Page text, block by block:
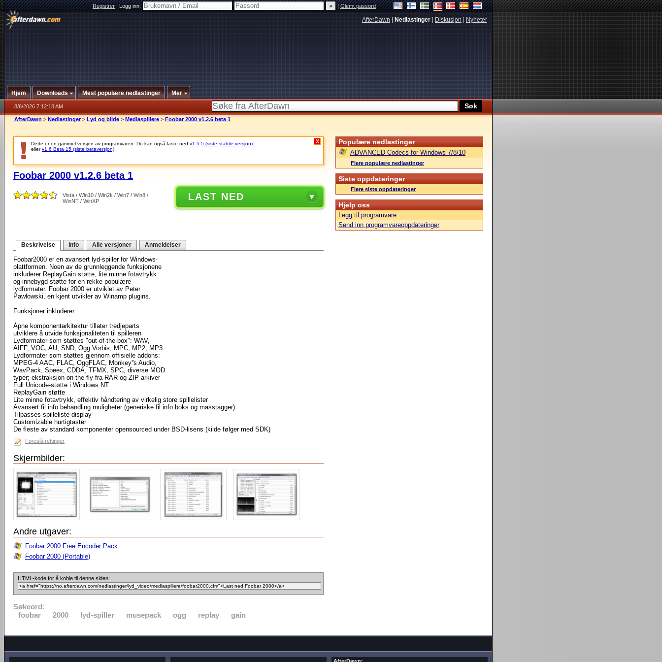
Registrer|Logg inn: |Glemt passord
AfterDawn Nedlastinger Diskusjon Nyheter
Hjem Downloads Mest populære nedlastinger Mer
8/6/2026 7:12:18 AM
AfterDawn > Nedlastinger > Lyd og bilde > Mediaspillere > Foobar 2000 v1.2.6 beta 1
Dette er en gammel versjon av programvaren. Du kan også laste ned v1.5.5 (siste stabile versjon)
ellerv1.6 Beta 15 (siste betaversjon)
X
Foobar 2000 v1.2.6 beta 1
Vista / Win10 / Win2k / Win7 / Win8 /
WinNT / WinXP
LAST NED
Beskrivelse Info Alle versjoner Anmeldelser
Foobar2000 er en avansert lyd-spiller for Windows-
plattformen. Noen av de grunnleggende funksjonene
inkluderer ReplayGain støtte, lite minne fotavtrykk
og innebygd støtte for en rekke populære
lydformater. Foobar 2000 er utviklet av Peter
Pawlowski, en kjent utvikler av Winamp plugins.
Funksjoner inkluderer:
Åpne komponentarkitektur tillater tredjeparts
utviklere å utvide funksjonaliteten til spilleren
Lydformater som støttes "out-of-the-box": WAV,
AIFF, VOC, AU, SND, Ogg Vorbis, MPC, MP2, MP3
Lydformater som støttes gjennom offisielle addons:
MPEG-4 AAC, FLAC, OggFLAC, Monkey''s Audio,
WavPack, Speex, CDDA, TFMX, SPC, diverse MOD
typer; ekstraksjon on-the-fly fra RAR og ZIP arkiver
Full Unicode-støtte i Windows NT
ReplayGain støtte
Lite minne fotavtrykk, effektiv håndtering av virkelig store spillelister
Avansert fil info behandling muligheter (generiske fil info boks og masstagger)
Tilpasses spilleliste display
Customizable hurtigtaster
De fleste av standard komponenter opensourced under BSD-lisens (kilde følger med SDK)
Foreslå rettinger
Skjermbilder:
Andre utgaver:
Foobar 2000 Free Encoder Pack
Foobar 2000 (Portable)
HTML-kode for å koble til denne siden:
Søkeord:
foobar
2000 lyd-spiller musepack ogg replay gain
Populære nedlastinger
ADVANCED Codecs for Windows 7/8/10
Flere populære nedlastinger
Siste oppdateringer
Flere siste oppdateringer
Hjelp oss
Legg til programvare
Send inn programvareoppdateringer